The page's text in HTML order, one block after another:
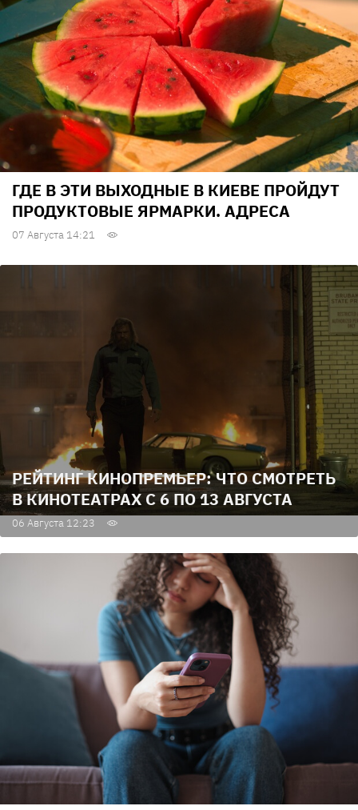
ГДЕ В ЭТИ ВЫХОДНЫЕ В КИЕВЕ ПРОЙДУТ
ПРОДУКТОВЫЕ ЯРМАРКИ. АДРЕСА
07 Августа 14:21
РЕЙТИНГ КИНОПРЕМЬЕР: ЧТО СМОТРЕТЬ
В КИНОТЕАТРАХ С 6 ПО 13 АВГУСТА
06 Августа 12:23